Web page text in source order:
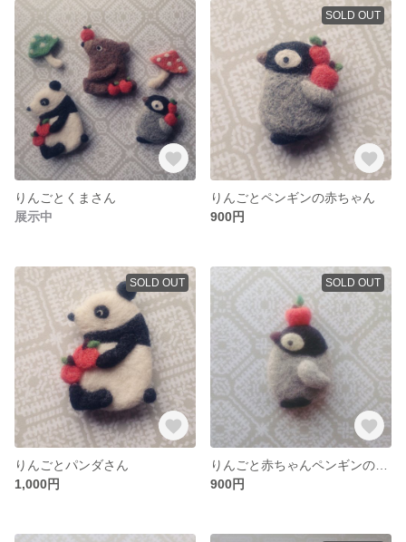
りんごとくまさん
展示中
SOLD OUT
りんごとペンギンの赤ちゃん
900円
SOLD OUT
りんごとパンダさん
1,000円
SOLD OUT
900円